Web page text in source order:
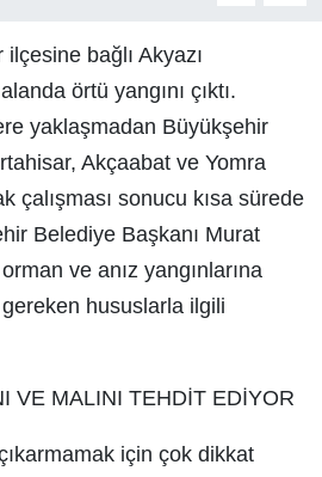
bağlı Akyazı
örtü yangını çıktı.
yaklaşmadan Büyükşehir
Akçaabat ve Yomra
çalışması sonucu kısa sürede
Belediye Başkanı Murat
ve anız yangınlarına
hususlarla ilgili
VE MALINI TEHDİT EDİYOR
için çok dikkat